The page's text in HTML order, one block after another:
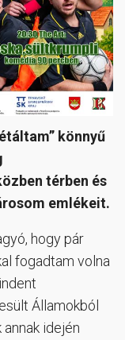
könnyű
térben és
emlékeit.
hogy pár
fogadtam volna
Államokból
idején